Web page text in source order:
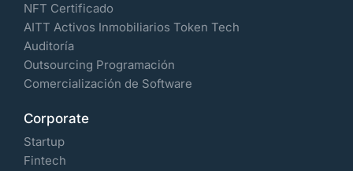
NFT Certificado
AITT Activos Inmobiliarios Token Tech
Auditoría
Outsourcing Programación
Comercialización de Software
Corporate
Startup
Fintech